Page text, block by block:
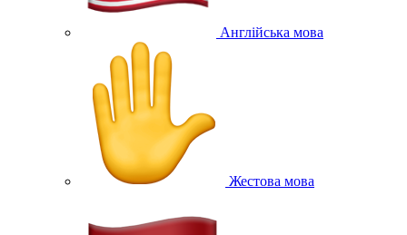
Англійська мова
Жестова мова